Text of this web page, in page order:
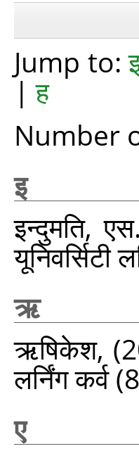
Jump to:
|ह
Number
इ
इन्दुमति, एस.
यूनिवर्सिटी
ऋ
ऋषिकेश,
लर्निंग
ए